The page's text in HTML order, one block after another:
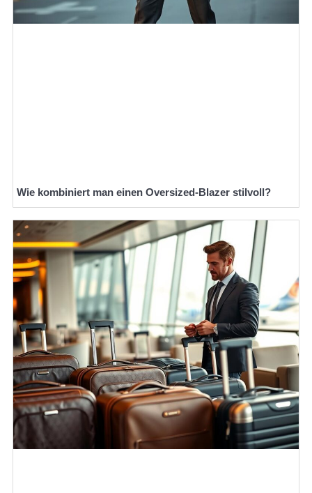
Wie kombiniert man einen Oversized-Blazer stilvoll?